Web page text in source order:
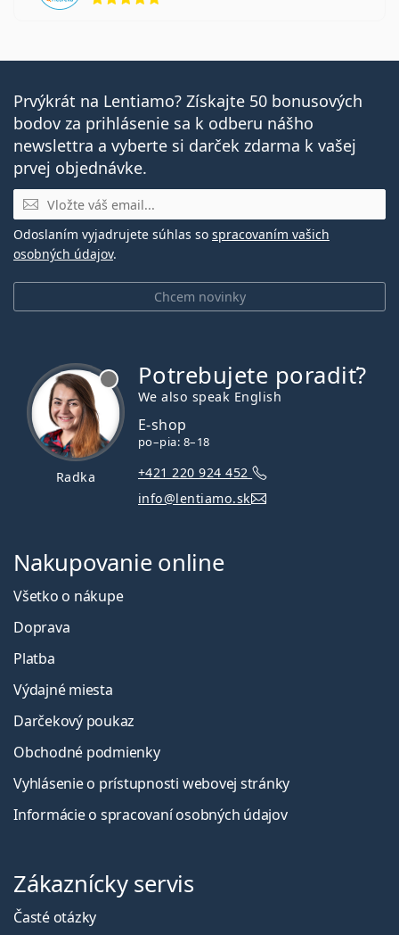
Prvýkrát na Lentiamo? Získajte 50 bonusových
bodov za prihlásenie sa k odberu nášho
newslettra a vyberte si darček zdarma k vašej
prvej objednávke.
E-mail
Chcem novinky
Odoslaním vyjadrujete súhlas so spracovaním vašich
osobných údajov.
Radka
Potrebujete poradiť?
We also speak English
E-shop
po–pia: 8–18
+421 220 924 452
info@lentiamo.sk
Nakupovanie online
Všetko o nákupe
Doprava
Platba
Výdajné miesta
Darčekový poukaz
Obchodné podmienky
Vyhlásenie o prístupnosti webovej stránky
Informácie o spracovaní osobných údajov
Zákaznícky servis
Časté otázky